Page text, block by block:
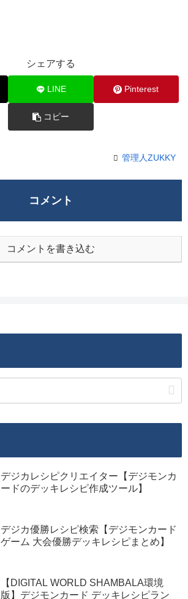
シェアする
LINE Pinterest
コピー
管理人ZUKKY
コメント
コメントを書き込む
デジカレシピクリエイター【デジモンカ
ードのデッキレシピ作成ツール】
デジカ優勝レシピ検索【デジモンカード
ゲーム 大会優勝デッキレシピまとめ】
【DIGITAL WORLD SHAMBALA環境
版】デジモンカード デッキレシピラン